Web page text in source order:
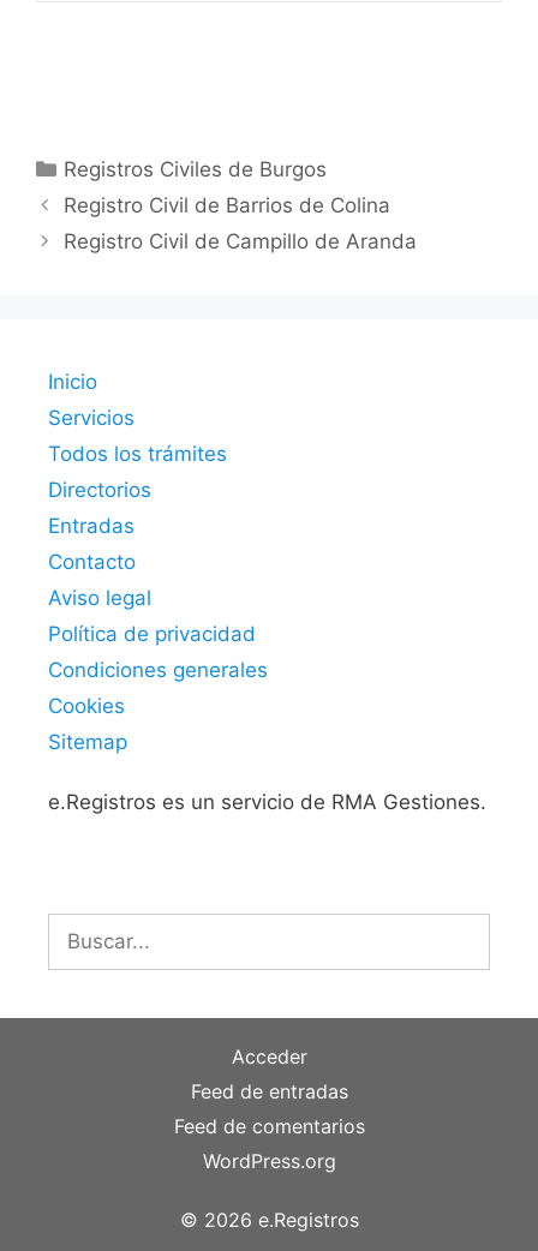
Categorías
Registros Civiles de Burgos
Registro Civil de Barrios de Colina
Registro Civil de Campillo de Aranda
Inicio
Servicios
Todos los trámites
Directorios
Entradas
Contacto
Aviso legal
Política de privacidad
Condiciones generales
Cookies
Sitemap
e.Registros es un servicio de RMA Gestiones.
Buscar:
Acceder
Feed de entradas
Feed de comentarios
WordPress.org
© 2026 e.Registros